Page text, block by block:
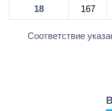
18 167
Соответствие